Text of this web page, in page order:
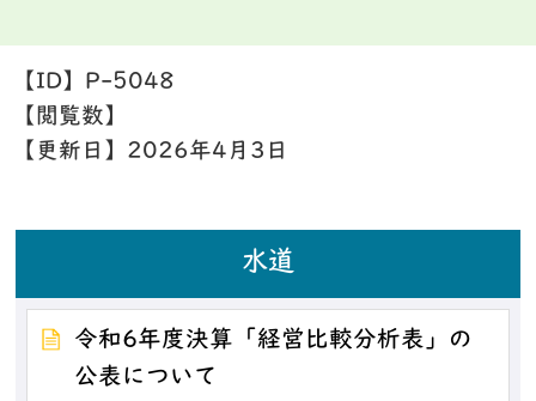
【ID】 P-5048
【閲覧数】
【更新日】 2026年4月3日
水道
令和6年度決算「経営比較分析表」の
公表について